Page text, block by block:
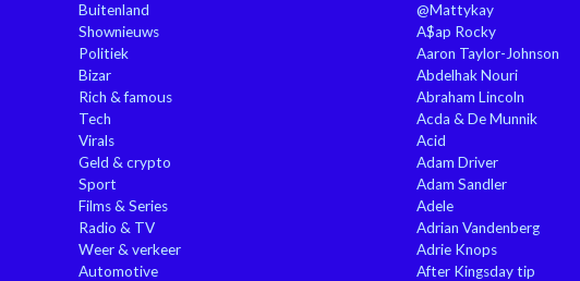
Buitenland
Shownieuws
Politiek
Bizar
Rich & famous
Tech
Virals
Geld & crypto
Sport
Films & Series
Radio & TV
Weer & verkeer
Automotive
@Mattykay
A$ap Rocky
Aaron Taylor-Johnson
Abdelhak Nouri
Abraham Lincoln
Acda & De Munnik
Acid
Adam Driver
Adam Sandler
Adele
Adrian Vandenberg
Adrie Knops
After Kingsday tip